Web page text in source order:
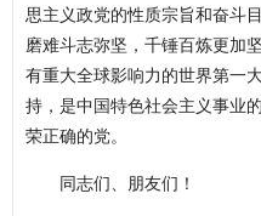
思主义政党的性质宗旨和奋斗
磨难斗志弥坚，千锤百炼更加
有重大全球影响力的世界第一
持，是中国特色社会主义事业
荣正确的党。
同志们、朋友们！